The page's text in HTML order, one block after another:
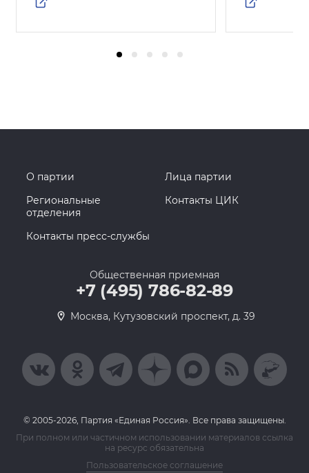
О партии
Лица партии
Региональные
отделения
Контакты ЦИК
Контакты пресс-службы
Общественная приемная
+7 (495) 786-82-89
Москва, Кутузовский проспект, д. 39
© 2005-2026, Партия «Единая Россия». Все права защищены.
При полном или частичном использовании материалов ссылка
на ресурс обязательна
Пользовательское соглашение